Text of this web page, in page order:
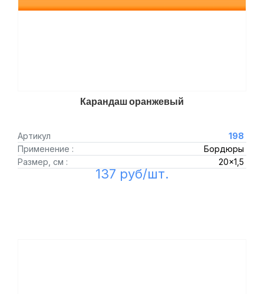
Карандаш оранжевый
Артикул
198
Применение :
Бордюры
Размер, см :
20x1,5
137 руб/шт.